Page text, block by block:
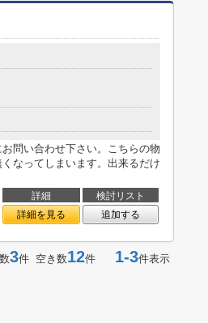
問い合わせ下さい。こちらの物
なってしまいます。出来るだけ
詳細
検討リスト
詳細を見る 追加する
3件 空き数12件 1-3件表示